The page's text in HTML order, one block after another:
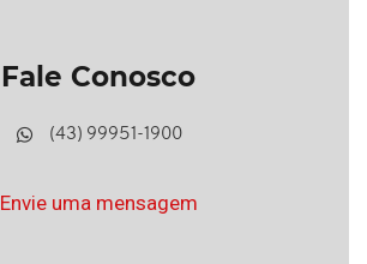
Fale Conosco
(43) 99951-1900
Envie uma mensagem